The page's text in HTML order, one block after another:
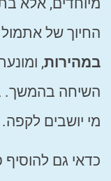
מיוחדים, אלא
החיוך של
במהירות,
השיחה בהמשך.
מי יושבים לקפה.
כדאי גם